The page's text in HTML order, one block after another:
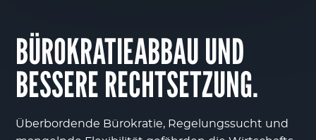
BÜROKRATIEABBAU UND
BESSERE RECHTSETZUNG.
Überbordende Bürokratie, Regelungssucht und